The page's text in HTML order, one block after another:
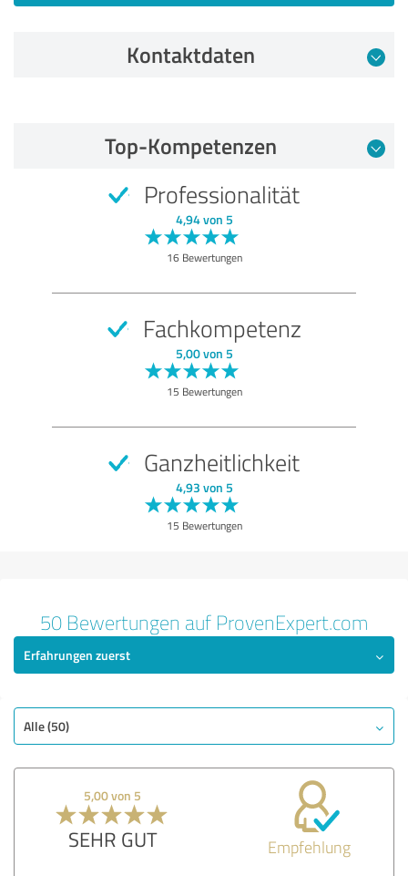
Kontaktdaten
Empfehlung
Top-Kompetenzen
Professionalität
4,94 von 5
16 Bewertungen
Fachkompetenz
5,00 von 5
15 Bewertungen
Ganzheitlichkeit
4,93 von 5
15 Bewertungen
50 Bewertungen auf ProvenExpert.com
Erfahrungen zuerst
Alle (50)
5,00 von 5
SEHR GUT Empfehlung